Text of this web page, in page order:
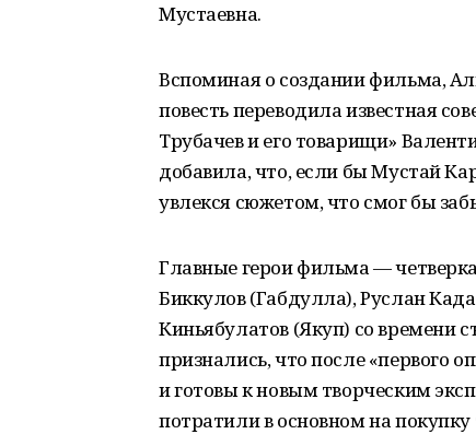
Мустаевна.
Вспоминая о создании фильма,
повесть переводила известная
Трубачев и его товарищи»
добавила, что, если бы Мустай
увлекся сюжетом, что смог бы
Главные герои фильма —
Биккулов (Габдулла), Руслан
Киньябулатов (Якуп) со времени
признались, что после «первого
и готовы к новым творческим
потратили в основном на